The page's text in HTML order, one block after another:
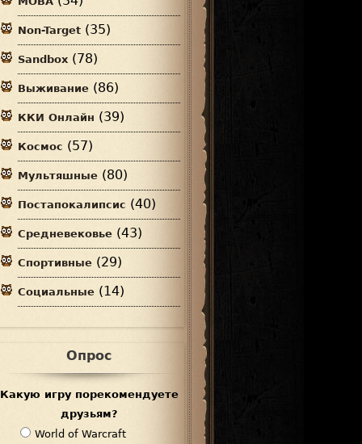
Non-Target (35)
Sandbox (78)
Выживание (86)
ККИ Онлайн (39)
Космос (57)
Мультяшные (80)
Постапокалипсис (40)
Средневековье (43)
Спортивные (29)
Социальные (14)
Опрос
Какую игру порекомендуете
друзьям?
В World of Warcraft